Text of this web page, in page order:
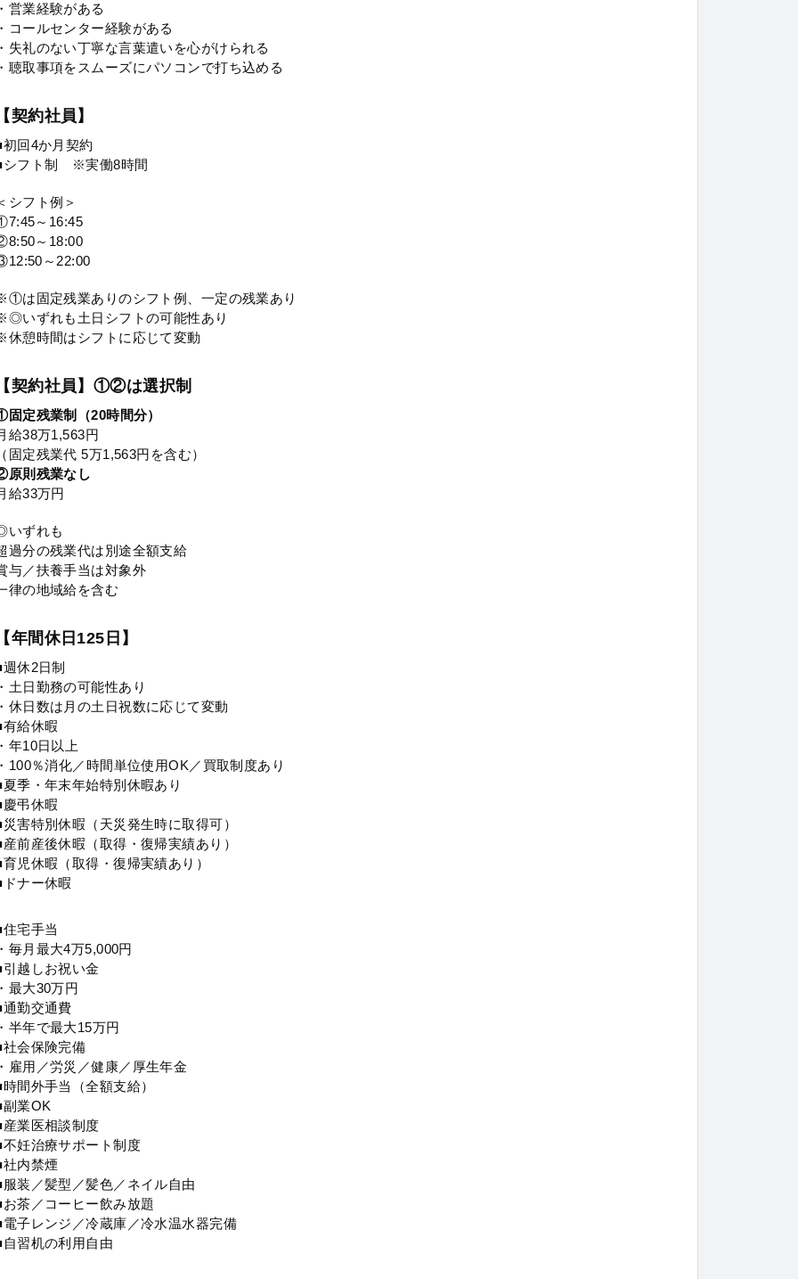
営業経験がある
コールセンター経験がある
失礼のない丁寧な言葉遣いを心がけられる
聴取事項をスムーズにパソコンで打ち込める
契約社員】
初回4か月契約
シフト制 ※実働8時間
シフト例＞
～16:45
～18:00
～22:00
は固定残業ありのシフト例、一定の残業あり
いずれも土日シフトの可能性あり
休憩時間はシフトに応じて変動
契約社員】①②は選択制
固定残業制（20時間分）
給38万1,563円
固定残業代 5万1,563円を含む）
原則残業なし
給33万円
いずれも
過分の残業代は別途全額支給
与／扶養手当は対象外
律の地域給を含む
年間休日125日】
休2日制
土日勤務の可能性あり
休日数は月の土日祝数に応じて変動
有給休暇
年10日以上
100％消化／時間単位使用OK／買取制度あり
夏季・年末年始特別休暇あり
慶弔休暇
災害特別休暇（天災発生時に取得可）
産前産後休暇（取得・復帰実績あり）
育児休暇（取得・復帰実績あり）
ドナー休暇
住宅手当
毎月最大4万5,000円
引越しお祝い金
最大30万円
通勤交通費
半年で最大15万円
社会保険完備
雇用／労災／健康／厚生年金
間外手当（全額支給）
副業OK
産業医相談制度
不妊治療サポート制度
社内禁煙
服装／髪型／髪色／ネイル自由
お茶／コーヒー飲み放題
電子レンジ／冷蔵庫／冷水温水器完備
自習机の利用自由